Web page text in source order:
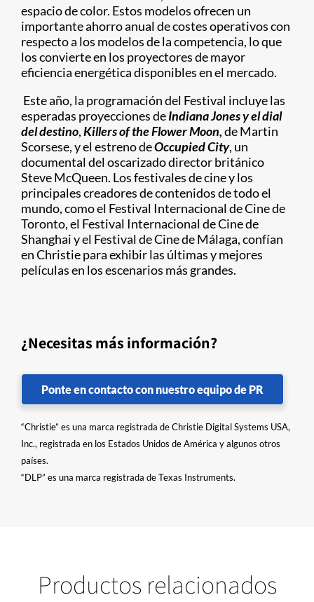
espacio de color. Estos modelos ofrecen un
importante ahorro anual de costes operativos con
respecto a los modelos de la competencia, lo que
los convierte en los proyectores de mayor
eficiencia energética disponibles en el mercado.
Este año, la programación del Festival incluye las
esperadas proyecciones deIndiana Jones y el dial
del destino,Killers of the Flower Moon,de Martin
Scorsese, y el estreno deOccupied City, un
documental del oscarizado director británico
Steve McQueen. Los festivales de cine y los
principales creadores de contenidos de todo el
mundo, como el Festival Internacional de Cine de
Toronto, el Festival Internacional de Cine de
Shanghai y el Festival de Cine de Málaga, confían
en Christie para exhibir las últimas y mejores
películas en los escenarios más grandes.
¿Necesitas más información?
Ponte en contacto con nuestro equipo de PR
“Christie” es una marca registrada de Christie Digital Systems USA,
Inc., registrada en los Estados Unidos de América y algunos otros
países.
“DLP” es una marca registrada de Texas Instruments.
Productos relacionados